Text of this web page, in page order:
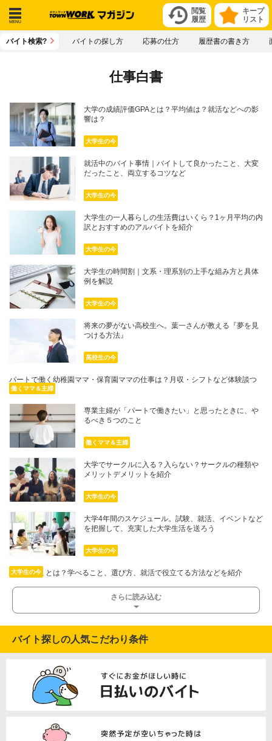
キープ
リスト
閲覧
履歴
メニ
バイト検索? バイトの探し方 応募の仕方 履歴書の書き方
仕事白書
大学の成績評価GPAとは？平均値は？就活などへの影
響は？
大学生の今
就活中のバイト事情｜バイトして良かったこと、大変
だったこと、両立するコツなど
大学生の今
大学生の一人暮らしの生活費はいくら？1ヶ月平均の内
訳とおすすめのアルバイトを紹介
大学生の今
大学生の時間割｜文系・理系別の上手な組み方と具体
例を解説
大学生の今
将来の夢がない高校生へ。葉一さんが教える『夢を見
つける方法』
高校生の今
パートで働く幼稚園ママ・保育園ママの仕事は？月収・シフトなど体験談つ
きで紹介
働くママ＆主婦
専業主婦が「パートで働きたい」と思ったときに、や
るべき５つのこと
働くママ＆主婦
大学でサークルに入る？入らない？サークルの種類や
メリットデメリットを紹介
大学生の今
大学4年間のスケジュール。試験、就活、イベントなど
を把握して、充実した大学生活を送ろう
大学生の今
大学のゼミとは？学べること、選び方、就活で役立てる方法などを紹介
大学生の今
さらに読み込む
バイト探しの人気こだわり条件